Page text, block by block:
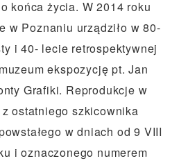
końca życia. W 2014 roku
w Poznaniu urządziło w 80-
i 40- lecie retrospektywnej
ekspozycję pt. Jan
Grafiki. Reprodukcje w
ostatniego szkicownika
w dniach od 9 VIII
i oznaczonego numerem